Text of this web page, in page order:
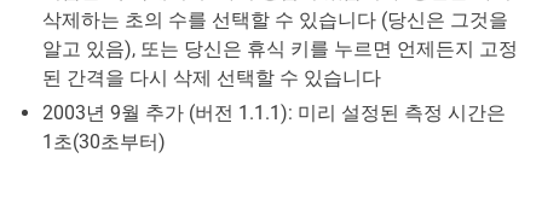
삭제하는 초의 수를 선택할 수 있습니다 (당신은 그것을
알고 있음), 또는 당신은 휴식 키를 누르면 언제든지 고정
된 간격을 다시 삭제 선택할 수 있습니다
2003년 9월 추가 (버전 1.1.1): 미리 설정된 측정 시간은
1초(30초부터)